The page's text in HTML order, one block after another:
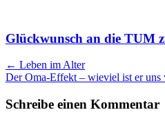
Glückwunsch an die TUM
Artikel
Navigation
← Leben im Alter
Der Oma-Effekt – wieviel ist er uns
Schreibe einen Kommentar